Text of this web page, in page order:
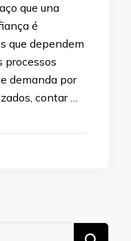
que una
é
que dependem
processos
demanda por
contar …